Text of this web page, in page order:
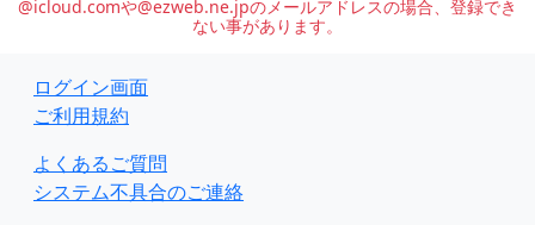
@icloud.comや@ezweb.ne.jpのメールアドレスの場合、登録でき
ない事があります。
ログイン画面
ご利用規約
よくあるご質問
システム不具合のご連絡